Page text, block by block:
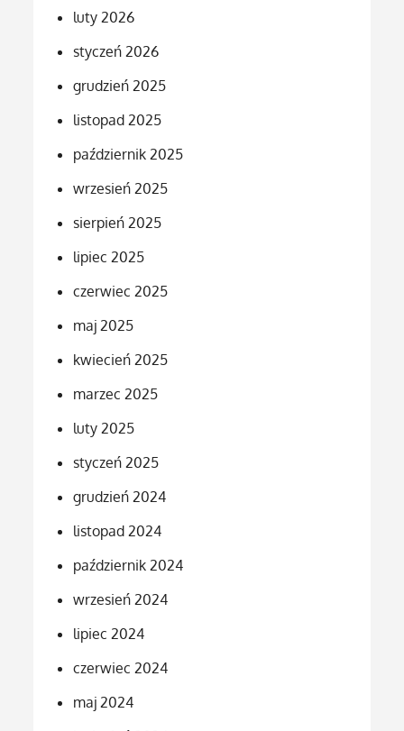
luty 2026
styczeń 2026
grudzień 2025
listopad 2025
październik 2025
wrzesień 2025
sierpień 2025
lipiec 2025
czerwiec 2025
maj 2025
kwiecień 2025
marzec 2025
luty 2025
styczeń 2025
grudzień 2024
listopad 2024
październik 2024
wrzesień 2024
lipiec 2024
czerwiec 2024
maj 2024